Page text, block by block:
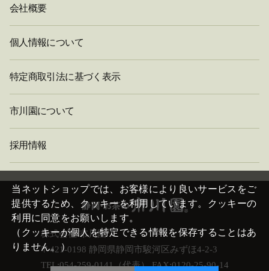
会社概要
個人情報について
特定商取引法に基づく表示
市川園について
採用情報
株式会社 市川園
〒421-0198 静岡県静岡市駿河区みずほ4-2-3
TEL:054-259-0141（代表） FAX:0120-25-90-14
当ネットショップでは、お客様により良いサービスをご
提供するため、クッキーを利用しています。クッキーの
利用に同意をお願いします。
（クッキーが個人を特定できる情報を保存することはあ
りません。）
閉
じ
る